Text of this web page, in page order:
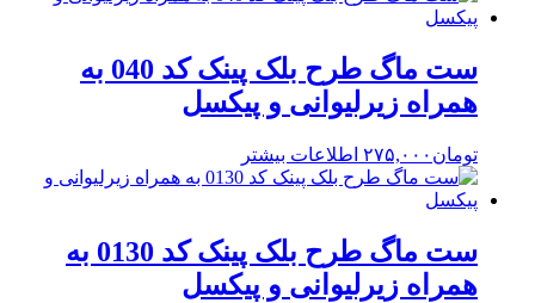
ست ماگ طرح بلک پینک کد 040 به
همراه زیرلیوانی و پیکسل
تومان ۲۷۵,۰۰۰ اطلاعات بیشتر
ست ماگ طرح بلک پینک کد 0130 به
همراه زیرلیوانی و پیکسل